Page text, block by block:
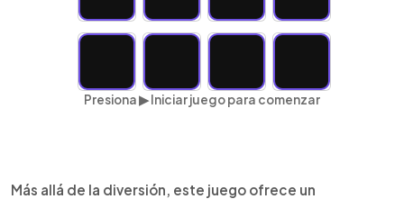
Presiona ▶ Iniciar juego para comenzar
Más allá de la diversión, este juego ofrece un